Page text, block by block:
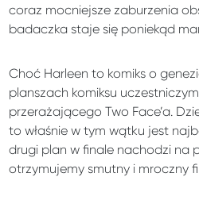
coraz mocniejsze zaburzenia
badaczka staje się poniekąd
Choć Harleen to komiks o
planszach komiksu
przerażającego Two Face’a.
to właśnie w tym wątku jest
drugi plan w finale nachodzi na
otrzymujemy smutny i mroczny